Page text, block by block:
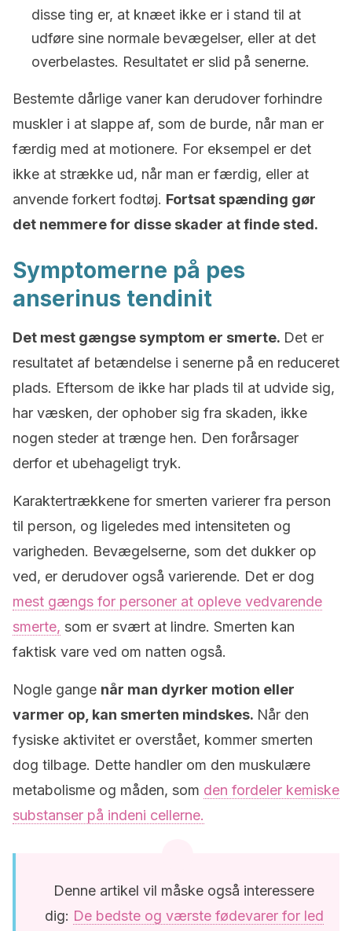
disse ting er, at knæet ikke er i stand til at
udføre sine normale bevægelser, eller at det
overbelastes. Resultatet er slid på senerne.
Bestemte dårlige vaner kan derudover forhindre
muskler i at slappe af, som de burde, når man er
færdig med at motionere. For eksempel er det
ikke at strække ud, når man er færdig, eller at
anvende forkert fodtøj. Fortsat spænding gør
det nemmere for disse skader at finde sted.
Symptomerne på pes
anserinus tendinit
Det mest gængse symptom er smerte. Det er
resultatet af betændelse i senerne på en reduceret
plads. Eftersom de ikke har plads til at udvide sig,
har væsken, der ophober sig fra skaden, ikke
nogen steder at trænge hen. Den forårsager
derfor et ubehageligt tryk.
Karaktertrækkene for smerten varierer fra person
til person, og ligeledes med intensiteten og
varigheden. Bevægelserne, som det dukker op
ved, er derudover også varierende. Det er dog
mest gængs for personer at opleve vedvarende
smerte, som er svært at lindre. Smerten kan
faktisk vare ved om natten også.
Nogle gange når man dyrker motion eller
varmer op, kan smerten mindskes. Når den
fysiske aktivitet er overstået, kommer smerten
dog tilbage. Dette handler om den muskulære
metabolisme og måden, som den fordeler kemiske
substanser på indeni cellerne.
Denne artikel vil måske også interessere
dig: De bedste og værste fødevarer for led